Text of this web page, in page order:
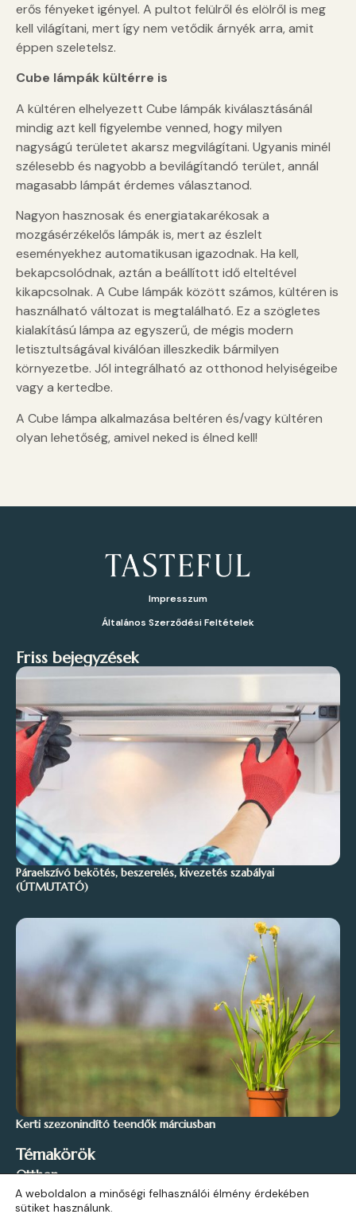
erős fényeket igényel. A pultot felülről és elölről is meg
kell világítani, mert így nem vetődik árnyék arra, amit
éppen szeletelsz.
Cube lámpák kültérre is
A kültéren elhelyezett Cube lámpák kiválasztásánál
mindig azt kell figyelembe venned, hogy milyen
nagyságú területet akarsz megvilágítani. Ugyanis minél
szélesebb és nagyobb a bevilágítandó terület, annál
magasabb lámpát érdemes választanod.
Nagyon hasznosak és energiatakarékosak a
mozgásérzékelős lámpák is, mert az észlelt
eseményekhez automatikusan igazodnak. Ha kell,
bekapcsolódnak, aztán a beállított idő elteltével
kikapcsolnak. A Cube lámpák között számos, kültéren is
használható változat is megtalálható. Ez a szögletes
kialakítású lámpa az egyszerű, de mégis modern
letisztultságával kiválóan illeszkedik bármilyen
környezetbe. Jól integrálható az otthonod helyiségeibe
vagy a kertedbe.
A Cube lámpa alkalmazása beltéren és/vagy kültéren
olyan lehetőség, amivel neked is élned kell!
Impresszum
Általános Szerződési Feltételek
Friss bejegyzések
Páraelszívó bekötés, beszerelés, kivezetés szabályai
(ÚTMUTATÓ)
Kerti szezonindító teendők márciusban
Témakörök
Otthon
Stílus és Inspiráció
A weboldalon a minőségi felhasználói élmény érdekében
sütiket használunk.